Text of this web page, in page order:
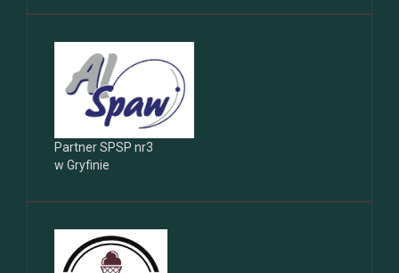
Partner SPSP nr3
w Gryfinie